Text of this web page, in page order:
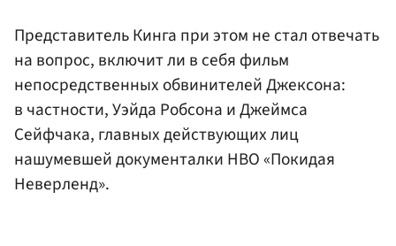
Представитель Кинга при этом не стал отвечать
на вопрос, включит ли в себя фильм
непосредственных обвинителей Джексона:
в частности, Уэйда Робсона и Джеймса
Сейфчака, главных действующих лиц
нашумевшей документалки HBO «Покидая
Неверленд».